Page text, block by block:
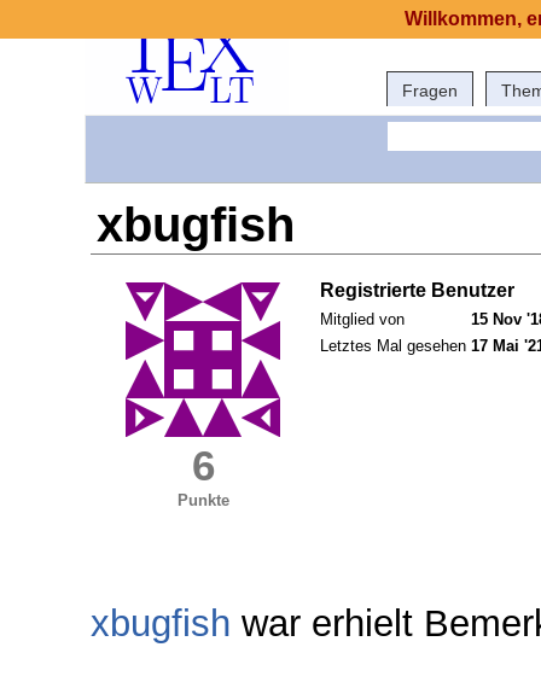
Fragen
xbugfish
6
Punkte
Registrierte Benutzer
Mitglied von
15 Nov
Letztes Mal gesehen 17 Mai
xbugfish war erhielt
Willkommen,